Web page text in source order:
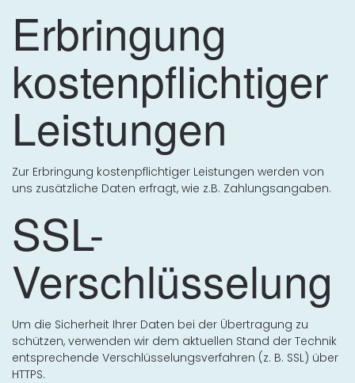
Erbringung
kostenpflichtiger
Leistungen
Zur Erbringung kostenpflichtiger Leistungen werden von
uns zusätzliche Daten erfragt, wie z.B. Zahlungsangaben.
SSL-
Verschlüsselung
Um die Sicherheit Ihrer Daten bei der Übertragung zu
schützen, verwenden wir dem aktuellen Stand der Technik
entsprechende Verschlüsselungsverfahren (z. B. SSL) über
HTTPS.